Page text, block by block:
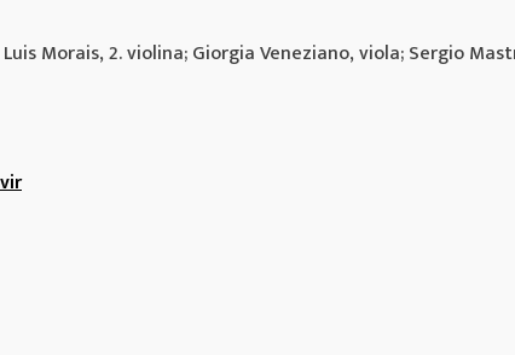
Morais, 2. violina; Giorgia Veneziano, viola; Sergio